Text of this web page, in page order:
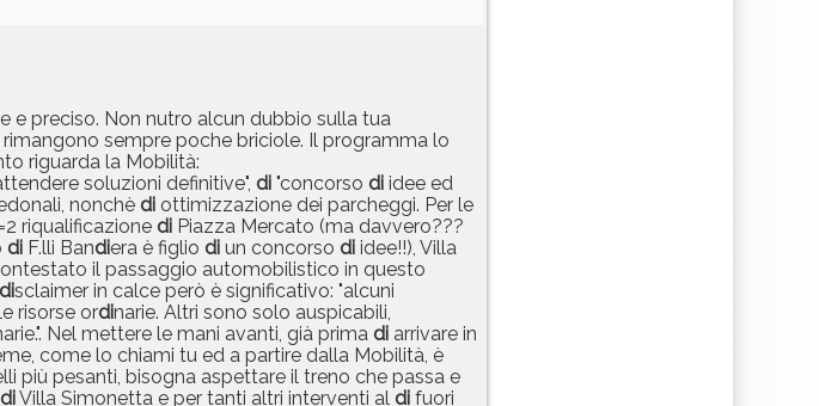
e preciso. Non nutro alcun dubbio sulla tua
sempre poche briciole. Il programma lo
riguarda la Mobilità:
soluzioni definitive", di "concorso di idee ed
nonchè di ottimizzazione dei parcheggi. Per le
riqualificazione di Piazza Mercato (ma davvero???
di F.lli Bandiera è figlio di un concorso di idee!!), Villa
il passaggio automobilistico in questo
disclaimer in calce però è significativo: "alcuni
risorse ordinarie. Altri sono solo auspicabili,
Nel mettere le mani avanti, già prima di arrivare in
come lo chiami tu ed a partire dalla Mobilità, è
più pesanti, bisogna aspettare il treno che passa e
diVilla Simonetta e per tanti altri interventi al di fuori